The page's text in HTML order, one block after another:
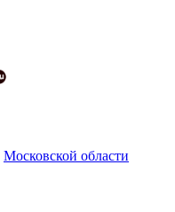
Московской области